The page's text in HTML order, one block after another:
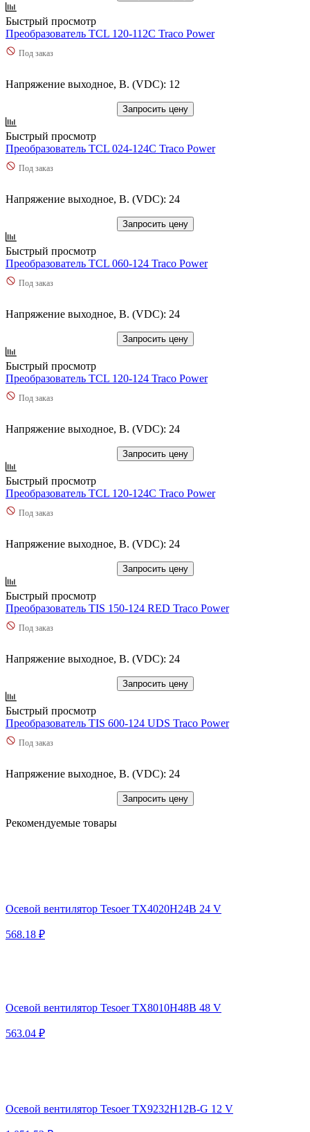
Быстрый просмотр
Преобразователь TCL 120-112C Traco Power
Под заказ
Напряжение выходное, В. (VDC): 12
Запросить цену
Быстрый просмотр
Преобразователь TCL 024-124C Traco Power
Под заказ
Напряжение выходное, В. (VDC): 24
Запросить цену
Быстрый просмотр
Преобразователь TCL 060-124 Traco Power
Под заказ
Напряжение выходное, В. (VDC): 24
Запросить цену
Быстрый просмотр
Преобразователь TCL 120-124 Traco Power
Под заказ
Напряжение выходное, В. (VDC): 24
Запросить цену
Быстрый просмотр
Преобразователь TCL 120-124C Traco Power
Под заказ
Напряжение выходное, В. (VDC): 24
Запросить цену
Быстрый просмотр
Преобразователь TIS 150-124 RED Traco Power
Под заказ
Напряжение выходное, В. (VDC): 24
Запросить цену
Быстрый просмотр
Преобразователь TIS 600-124 UDS Traco Power
Под заказ
Напряжение выходное, В. (VDC): 24
Запросить цену
Рекомендуемые товары
Осевой вентилятор Tesoer TX4020H24B 24 V
568.18 ₽
Осевой вентилятор Tesoer TX8010H48B 48 V
563.04 ₽
Осевой вентилятор Tesoer TX9232H12B-G 12 V